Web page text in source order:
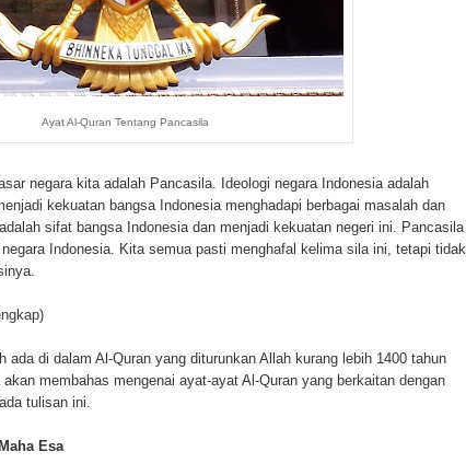
Ayat Al-Quran Tentang Pancasila
negara kita adalah Pancasila. Ideologi negara Indonesia adalah
kekuatan bangsa Indonesia menghadapi berbagai masalah dan
sifat bangsa Indonesia dan menjadi kekuatan negeri ini. Pancasila
Indonesia. Kita semua pasti menghafal kelima sila ini, tetapi tidak
)
ada di dalam Al-Quran yang diturunkan Allah kurang lebih 1400 tahun
membahas mengenai ayat-ayat Al-Quran yang berkaitan dengan
tulisan ini.
Esa